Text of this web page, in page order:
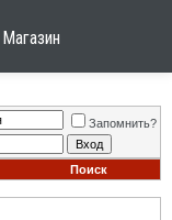
Магазин
Запомнить?
Поиск